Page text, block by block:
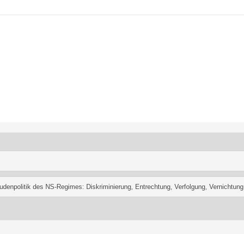
des NS-Regimes: Diskriminierung, Entrechtung, Verfolgung, Vernichtung